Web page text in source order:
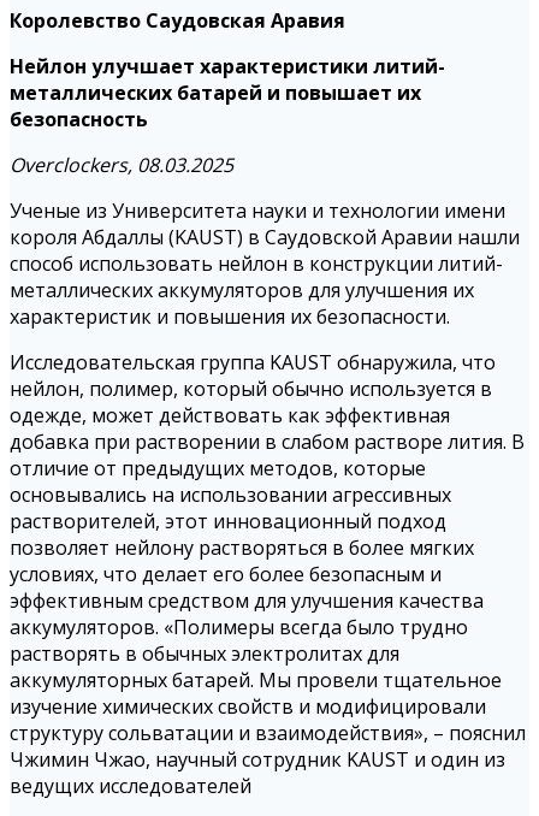
Королевство Саудовская Аравия
Нейлон улучшает характеристики литий-
металлических батарей и повышает их
безопасность
Overclockers, 08.03.2025
Ученые из Университета науки и технологии имени
короля Абдаллы (KAUST) в Саудовской Аравии нашли
способ использовать нейлон в конструкции литий-
металлических аккумуляторов для улучшения их
характеристик и повышения их безопасности.
Исследовательская группа KAUST обнаружила, что
нейлон, полимер, который обычно используется в
одежде, может действовать как эффективная
добавка при растворении в слабом растворе лития. В
отличие от предыдущих методов, которые
основывались на использовании агрессивных
растворителей, этот инновационный подход
позволяет нейлону растворяться в более мягких
условиях, что делает его более безопасным и
эффективным средством для улучшения качества
аккумуляторов. «Полимеры всегда было трудно
растворять в обычных электролитах для
аккумуляторных батарей. Мы провели тщательное
изучение химических свойств и модифицировали
структуру сольватации и взаимодействия», – пояснил
Чжимин Чжао, научный сотрудник KAUST и один из
ведущих исследователей